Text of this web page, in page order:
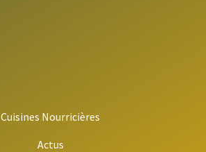
Cuisines Nourricières
Actus